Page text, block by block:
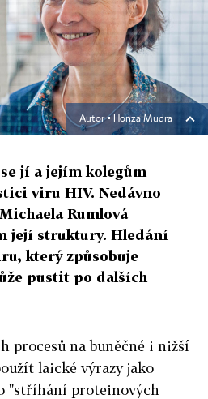
Autor ▪ Honza Mudra
jí a jejím kolegům
viru HIV. Nedávno
Rumlová
její struktury. Hledání
který způsobuje
pustit po dalších
procesů na buněčné i nižší
laické výrazy jako
"stříhání proteinových